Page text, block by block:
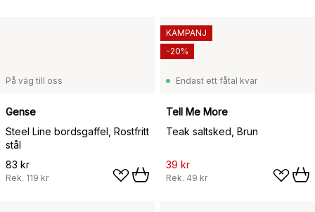
På väg till oss
Gense
Steel Line bordsgaffel, Rostfritt
stål
83 kr
Rek. 119 kr
Endast ett fåtal kvar
Tell Me More
Teak saltsked, Brun
39 kr
Rek. 49 kr
KAMPANJ
-20%